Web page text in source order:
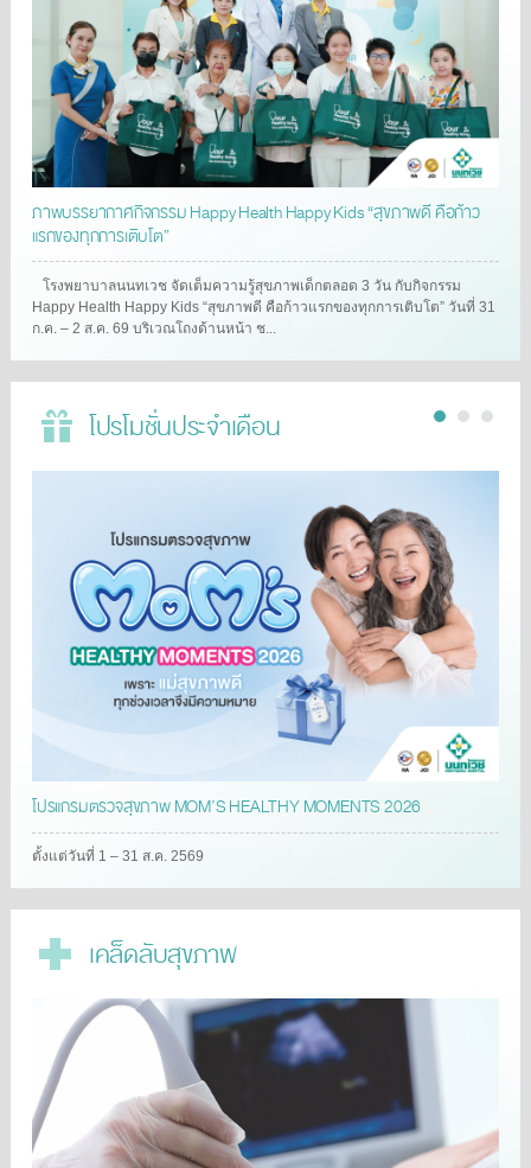
ภาพบรรยากาศกิจกรรม Happy Health Happy Kids “สุขภาพดี คือก้าว
แรกของทุกการเติบโต”
โรงพยาบาลนนทเวช จัดเต็มความรู้สุขภาพเด็กตลอด 3 วัน กับกิจกรรม
Happy Health Happy Kids “สุขภาพดี คือก้าวแรกของทุกการเติบโต” วันที่ 31
ก.ค. – 2 ส.ค. 69 บริเวณโถงด้านหน้า ช...
โปรโมชั่นประจำเดือน
โปรแกรมตรวจสุขภาพ MOM’S HEALTHY MOMENTS 2026
ตั้งแต่วันที่ 1 – 31 ส.ค. 2569
เคล็ดลับสุขภาพ